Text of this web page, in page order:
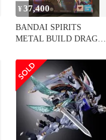
¥37,400
BANDAI SPIRITS
METAL BUILD DRAGON
秘宝)